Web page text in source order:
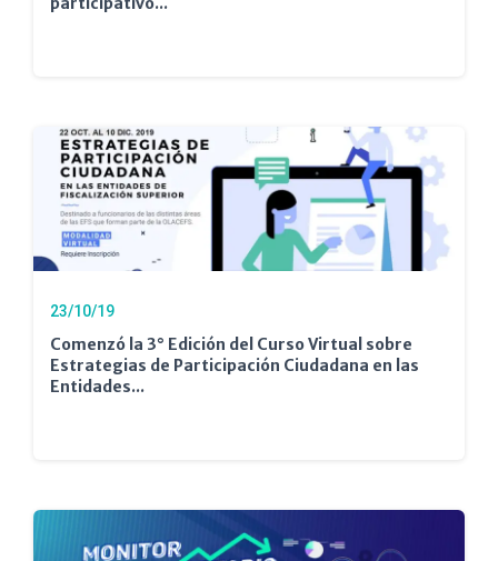
23/10/19
Comenzó la 3° Edición del Curso Virtual sobre
Estrategias de Participación Ciudadana en las
Entidades...